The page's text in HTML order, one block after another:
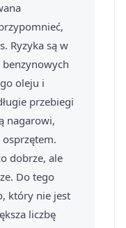
Ryzyka są w
oleju i
przebiegi
nagarowi,
dobrze, ale
Do tego
który nie jest
liczbę